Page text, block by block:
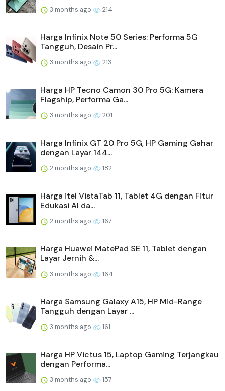
3 months ago 214
Harga Infinix Note 50 Series: Performa 5G
Tangguh, Desain Pr...
3 months ago 213
Harga HP Tecno Camon 30 Pro 5G: Kamera
Flagship, Performa Ga...
3 months ago 201
Harga Infinix GT 20 Pro 5G, HP Gaming Gahar
dengan Layar 144...
2 months ago 182
Harga itel VistaTab 11, Tablet 4G dengan Fitur
Edukasi AI da...
2 months ago 167
Harga Huawei MatePad SE 11, Tablet dengan
Layar Jernih &...
3 months ago 164
Harga Samsung Galaxy A15, HP Mid-Range
Tangguh dengan Layar ...
3 months ago 161
Harga HP Victus 15, Laptop Gaming Terjangkau
dengan Performa...
3 months ago 157